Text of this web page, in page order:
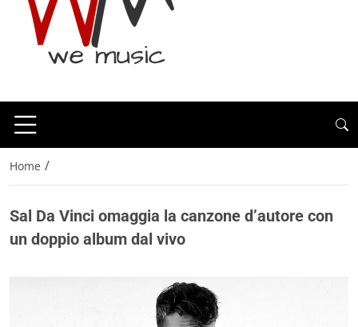
Home /
Sal Da Vinci omaggia la canzone d’autore con
un doppio album dal vivo